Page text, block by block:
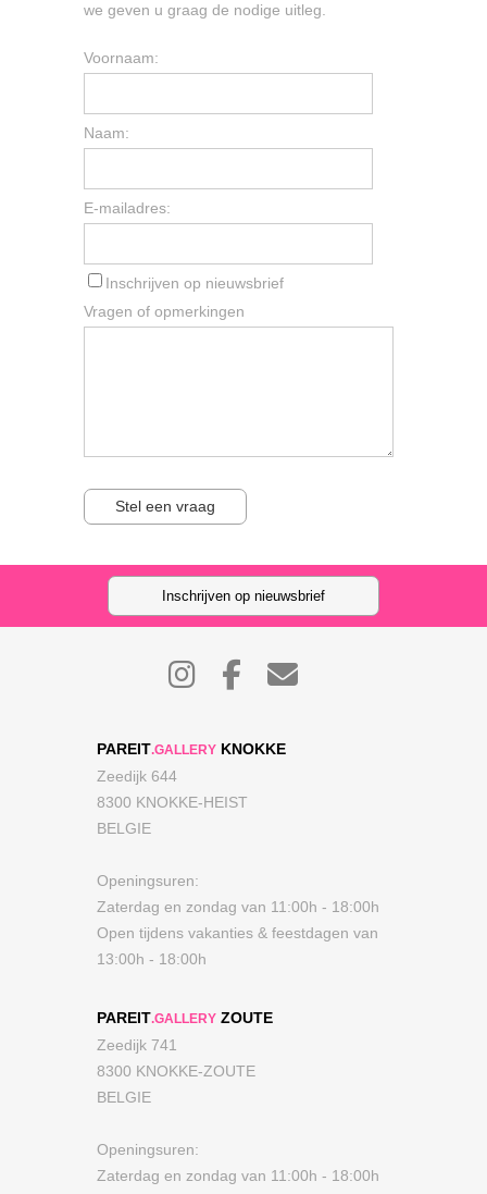
we geven u graag de nodige uitleg.
Voornaam:
Naam:
E-mailadres:
Inschrijven op nieuwsbrief
Vragen of opmerkingen
Stel een vraag
Inschrijven op nieuwsbrief
PAREIT.GALLERY KNOKKE
Zeedijk 644
8300 KNOKKE-HEIST
BELGIE
Openingsuren:
Zaterdag en zondag van 11:00h - 18:00h
Open tijdens vakanties & feestdagen van
13:00h - 18:00h
PAREIT.GALLERY ZOUTE
Zeedijk 741
8300 KNOKKE-ZOUTE
BELGIE
Openingsuren:
Zaterdag en zondag van 11:00h - 18:00h